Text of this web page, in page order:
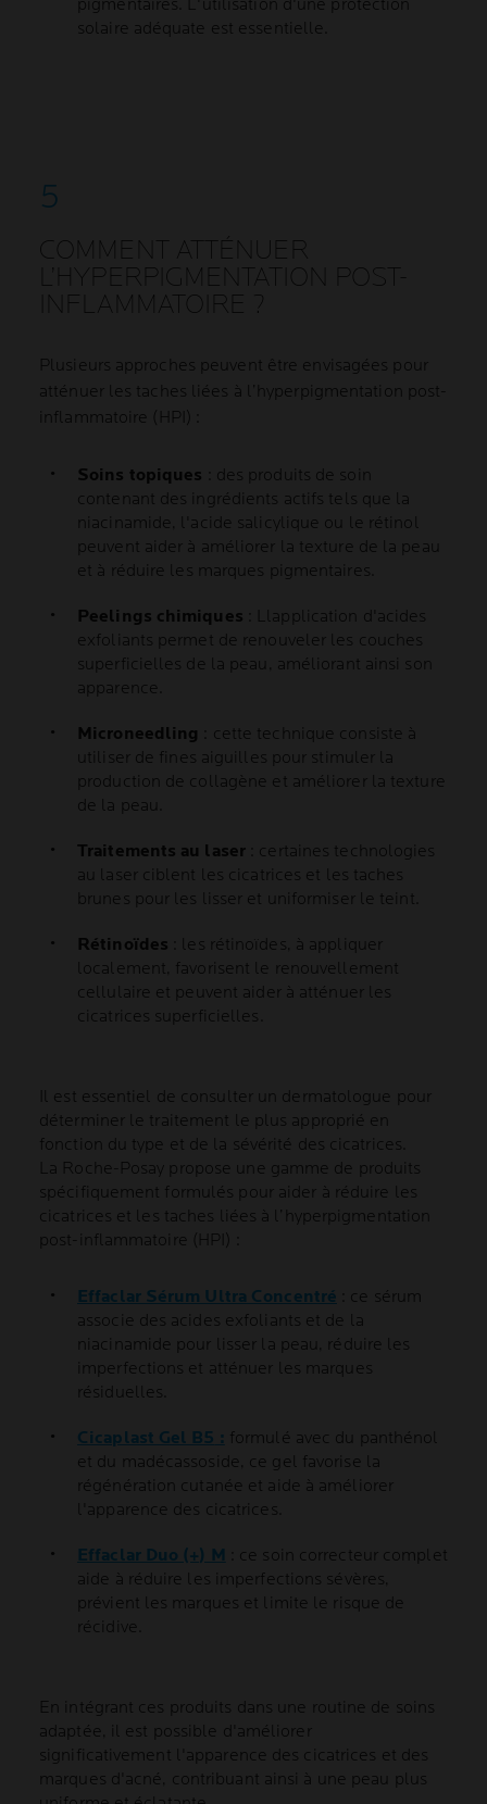
pigmentaires. L'utilisation d'une protection
solaire adéquate est essentielle.
COMMENT ATTÉNUER
L’HYPERPIGMENTATION POST-
INFLAMMATOIRE ?
Plusieurs approches peuvent être envisagées pour
atténuer les taches liées à l’hyperpigmentation post-
inflammatoire (HPI) :
Soins topiques : des produits de soin
contenant des ingrédients actifs tels que la
niacinamide, l'acide salicylique ou le rétinol
peuvent aider à améliorer la texture de la peau
et à réduire les marques pigmentaires.
Peelings chimiques : Llapplication d'acides
exfoliants permet de renouveler les couches
superficielles de la peau, améliorant ainsi son
apparence.
Microneedling
: cette technique consiste à
utiliser de fines aiguilles pour stimuler la
production de collagène et améliorer la texture
de la peau.
Traitements au laser
: certaines technologies
au laser ciblent les cicatrices et les taches
brunes pour les lisser et uniformiser le teint.
Rétinoïdes : les rétinoïdes, à appliquer
localement, favorisent le renouvellement
cellulaire et peuvent aider à atténuer les
cicatrices superficielles.
Il est essentiel de consulter un dermatologue pour
déterminer le traitement le plus approprié en
fonction du type et de la sévérité des cicatrices.
La Roche-Posay propose une gamme de produits
spécifiquement formulés pour aider à réduire les
cicatrices et les taches liées à l’hyperpigmentation
post-inflammatoire (HPI) :
Effaclar Sérum Ultra Concentré : ce sérum
associe des acides exfoliants et de la
niacinamide pour lisser la peau, réduire les
imperfections et atténuer les marques
résiduelles.
Cicaplast Gel B5 : formulé avec du panthénol
et du madécassoside, ce gel favorise la
régénération cutanée et aide à améliorer
l'apparence des cicatrices.
Effaclar Duo (+) M : ce soin correcteur complet
aide à réduire les imperfections sévères,
prévient les marques et limite le risque de
récidive.
En intégrant ces produits dans une routine de soins
adaptée, il est possible d'améliorer
significativement l'apparence des cicatrices et des
marques d'acné, contribuant ainsi à une peau plus